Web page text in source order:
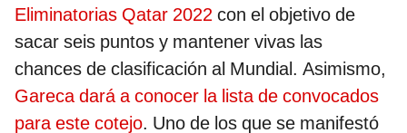
Eliminatorias Qatar 2022 con el objetivo de
sacar seis puntos y mantener vivas las
chances de clasificación al Mundial. Asimismo,
Gareca dará a conocer la lista de convocados
para este cotejo. Uno de los que se manifestó